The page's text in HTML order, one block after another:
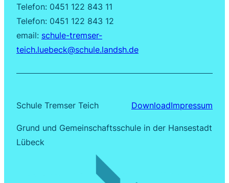
Telefon: 0451 122 843 11
Telefon: 0451 122 843 12
email: schule-tremser-
teich.luebeck@schule.landsh.de
Schule Tremser Teich DownloadImpressum
Grund und Gemeinschaftsschule in der Hansestadt
Lübeck